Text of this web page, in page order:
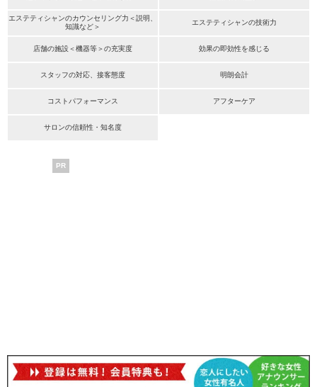
エステティシャンのカウンセリング力＜説明、
知識など＞
エステティシャンの技術力
店舗の施設＜機器等＞の充実度 効果の即効性を感じる
スタッフの対応、接客態度 明朗会計
コストパフォーマンス アフターケア
サロンの信頼性・知名度
PR